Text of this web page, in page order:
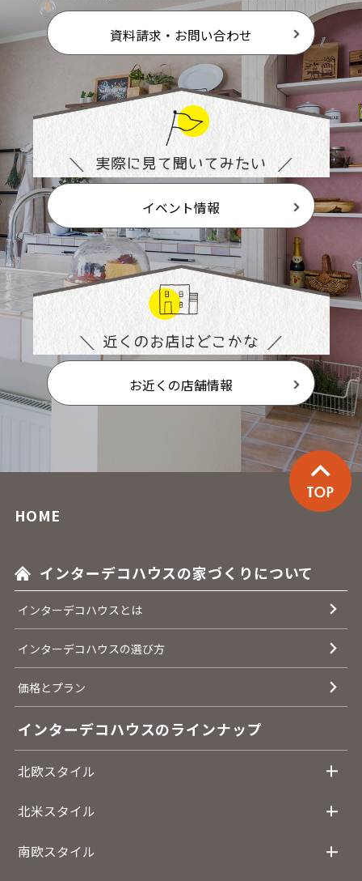
資料請求・お問い合わせ
イベント情報
お近くの店舗情報
HOME
インターデコハウスの家づくりについて
インターデコハウスとは
インターデコハウスの選び方
価格とプラン
インターデコハウスのラインナップ
北欧スタイル
北米スタイル
南欧スタイル